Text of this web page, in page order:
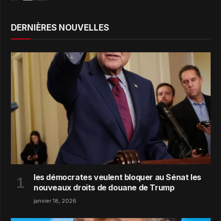
DERNIÈRES NOUVELLES
les démocrates veulent bloquer au Sénat les
nouveaux droits de douane de Trump
janvier 18, 2026